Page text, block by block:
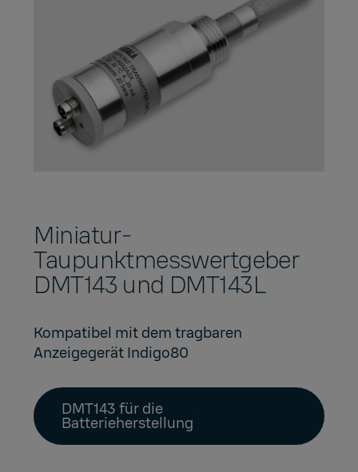
Miniatur-
Taupunktmesswertgeber
DMT143 und DMT143L
Kompatibel mit dem tragbaren
Anzeigegerät Indigo80
DMT143 für die
Batterieherstellung